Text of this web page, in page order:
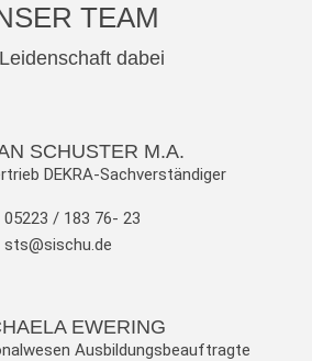
TEAM
dabei
SCHUSTER M.A.
DEKRA-Sachverständiger
05223 / 183 76- 23
sts@sischu.de
EWERING
Ausbildungsbeauftragte